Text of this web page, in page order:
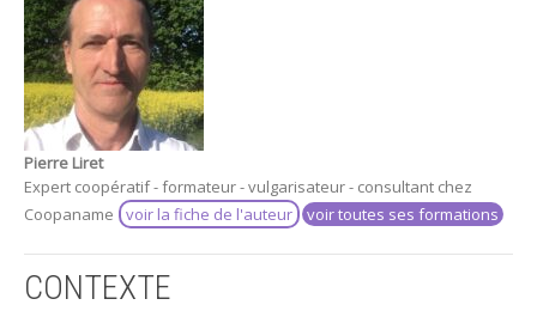
Pierre Liret
Expert coopératif - formateur - vulgarisateur - consultant chez
Coopaname
voir la fiche de l'auteur voir toutes ses formations
CONTEXTE